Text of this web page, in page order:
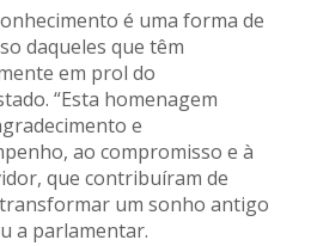
é uma forma de
daqueles que têm
em prol do
“Esta homenagem
e
ao compromisso e à
que contribuíram de
um sonho antigo
a parlamentar.